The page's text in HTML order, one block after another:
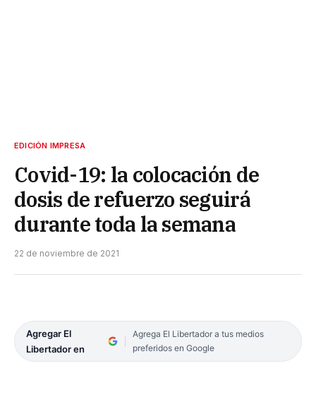
EDICIÓN IMPRESA
Covid-19: la colocación de
dosis de refuerzo seguirá
durante toda la semana
22 de noviembre de 2021
Agregar El
Libertador en
Agrega El Libertador a tus medios
preferidos en Google